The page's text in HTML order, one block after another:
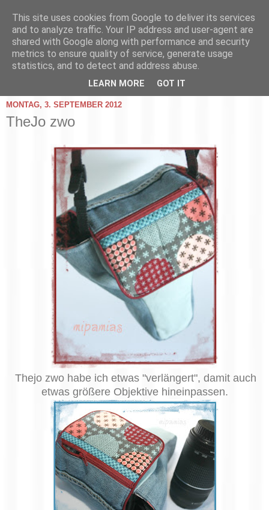
MONTAG, 3. SEPTEMBER 2012
TheJo zwo
Thejo zwo habe ich etwas "verlängert", damit auch
etwas größere Objektive hineinpassen.
This site uses cookies from Google to deliver its services
and to analyze traffic. Your IP address and user-agent are
shared with Google along with performance and security
metrics to ensure quality of service, generate usage
statistics, and to detect and address abuse.
LEARN MORE GOT IT